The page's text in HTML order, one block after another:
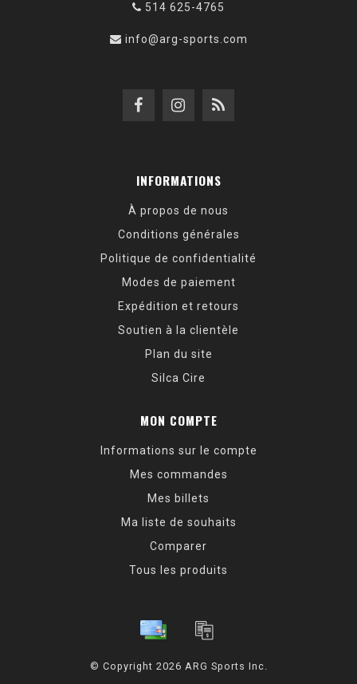
514 625-4765
info@arg-sports.com
INFORMATIONS
À propos de nous
Conditions générales
Politique de confidentialité
Modes de paiement
Expédition et retours
Soutien à la clientèle
Plan du site
Silca Cire
MON COMPTE
Informations sur le compte
Mes commandes
Mes billets
Ma liste de souhaits
Comparer
Tous les produits
© Copyright 2026 ARG Sports Inc.